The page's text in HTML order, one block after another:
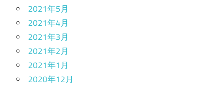
2021年5月
2021年4月
2021年3月
2021年2月
2021年1月
2020年12月